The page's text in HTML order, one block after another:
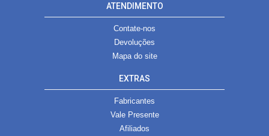
ATENDIMENTO
Contate-nos
Devoluções
Mapa do site
EXTRAS
Fabricantes
Vale Presente
Afiliados